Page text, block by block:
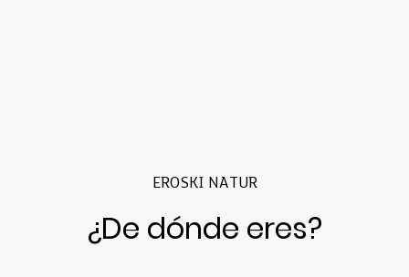
EROSKI NATUR
¿De dónde eres?